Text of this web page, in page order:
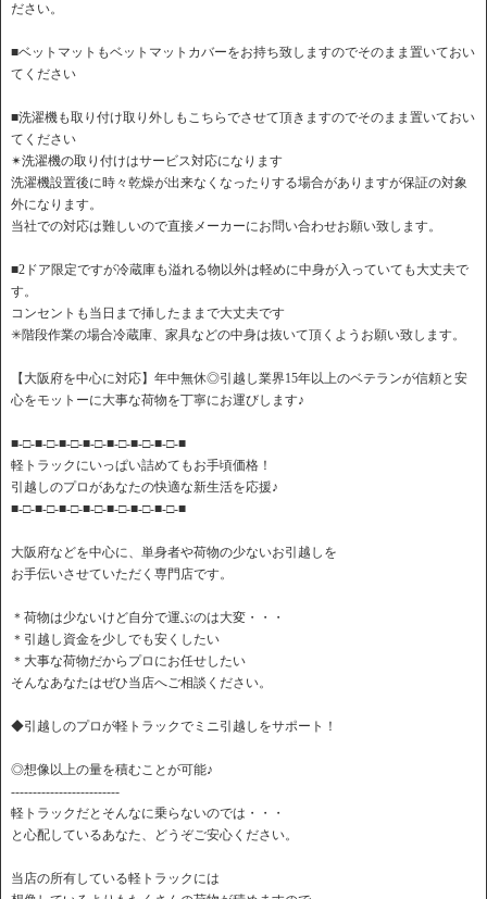
ださい。
■ベットマットもベットマットカバーをお持ち致しますのでそのまま置いておい
てください
■洗濯機も取り付け取り外しもこちらでさせて頂きますのでそのまま置いておい
てください
✴︎洗濯機の取り付けはサービス対応になります
洗濯機設置後に時々乾燥が出来なくなったりする場合がありますが保証の対象
外になります。
当社での対応は難しいので直接メーカーにお問い合わせお願い致します。
■2ドア限定ですが冷蔵庫も溢れる物以外は軽めに中身が入っていても大丈夫で
す。
コンセントも当日まで挿したままで大丈夫です
✳︎階段作業の場合冷蔵庫、家具などの中身は抜いて頂くようお願い致します。
【大阪府を中心に対応】年中無休◎引越し業界15年以上のベテランが信頼と安
心をモットーに大事な荷物を丁寧にお運びします♪
■-□-■-□-■-□-■-□-■-□-■-□-■-□-■
軽トラックにいっぱい詰めてもお手頃価格！
引越しのプロがあなたの快適な新生活を応援♪
■-□-■-□-■-□-■-□-■-□-■-□-■-□-■
大阪府などを中心に、単身者や荷物の少ないお引越しを
お手伝いさせていただく専門店です。
＊荷物は少ないけど自分で運ぶのは大変・・・
＊引越し資金を少しでも安くしたい
＊大事な荷物だからプロにお任せしたい
そんなあなたはぜひ当店へご相談ください。
◆引越しのプロが軽トラックでミニ引越しをサポート！
◎想像以上の量を積むことが可能♪
-------------------------
軽トラックだとそんなに乗らないのでは・・・
と心配しているあなた、どうぞご安心ください。
当店の所有している軽トラックには